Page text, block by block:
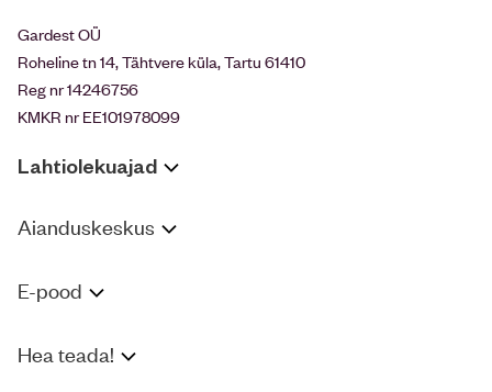
Gardest OÜ
Roheline tn 14, Tähtvere küla, Tartu 61410
Reg nr 14246756
KMKR nr EE101978099
Lahtiolekuajad
Aianduskeskus
E-pood
Hea teada!